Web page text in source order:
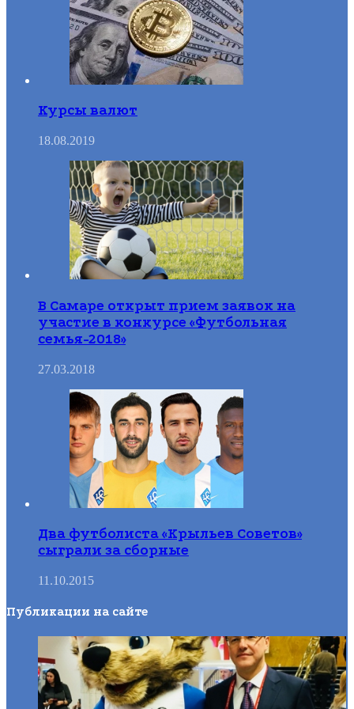
Курсы валют
18.08.2019
В Самаре открыт прием заявок на
участие в конкурсе «Футбольная
семья-2018»
27.03.2018
Два футболиста «Крыльев Советов»
сыграли за сборные
11.10.2015
Публикации на сайте